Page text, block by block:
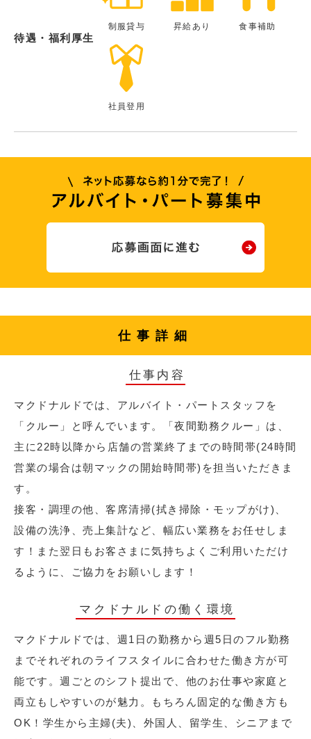
待遇・福利厚生
制服貸与 昇給あり 食事補助
社員登用
仕事詳細
仕事内容
マクドナルドでは、アルバイト・パートスタッフを
「クルー」と呼んでいます。「夜間勤務クルー」は、
主に22時以降から店舗の営業終了までの時間帯(24時間
営業の場合は朝マックの開始時間帯)を担当いただきま
す。
接客・調理の他、客席清掃(拭き掃除・モップがけ)、
設備の洗浄、売上集計など、幅広い業務をお任せしま
す！また翌日もお客さまに気持ちよくご利用いただけ
るように、ご協力をお願いします！
マクドナルドの働く環境
マクドナルドでは、週1日の勤務から週5日のフル勤務
までそれぞれのライフスタイルに合わせた働き方が可
能です。週ごとのシフト提出で、他のお仕事や家庭と
両立もしやすいのが魅力。もちろん固定的な働き方も
OK！学生から主婦(夫)、外国人、留学生、シニアまで